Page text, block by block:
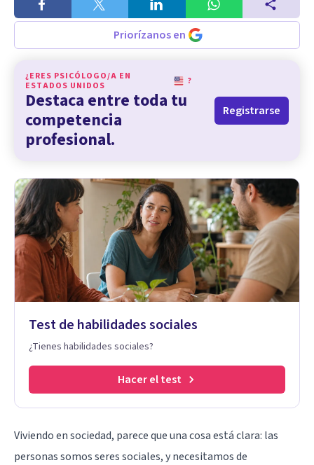
Priorízanos en
¿ERES PSICÓLOGO/A EN
ESTADOS UNIDOS
?
Destaca entre toda tu
competencia
profesional.
Registrarse
Test de habilidades sociales
¿Tienes habilidades sociales?
Hacer el test
Viviendo en sociedad, parece que una cosa está clara: las
personas somos seres sociales, y necesitamos de